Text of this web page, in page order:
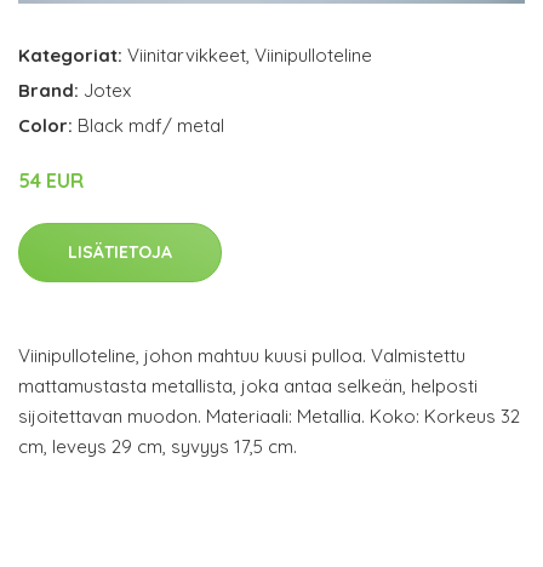
Kategoriat: Viinitarvikkeet Viinipulloteline
Brand: Jotex
Color: Black mdf/ metal
54 EUR
LISÄTIETOJA
Viinipulloteline, johon mahtuu kuusi pulloa. Valmistettu
mattamustasta metallista, joka antaa selkeän, helposti
sijoitettavan muodon. Materiaali: Metallia. Koko: Korkeus 32
cm, leveys 29 cm, syvyys 17,5 cm.